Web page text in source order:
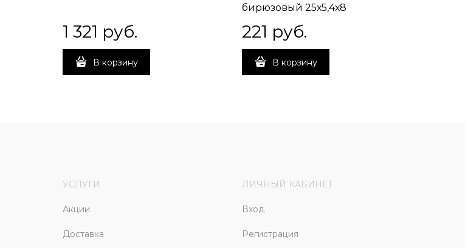
1 321 руб.
В корзину
бирюзовый 25х5,4х8
221 руб.
В корзину
УСЛУГИ
Акции
Доставка
ЛИЧНЫЙ КАБИНЕТ
Вход
Регистрация